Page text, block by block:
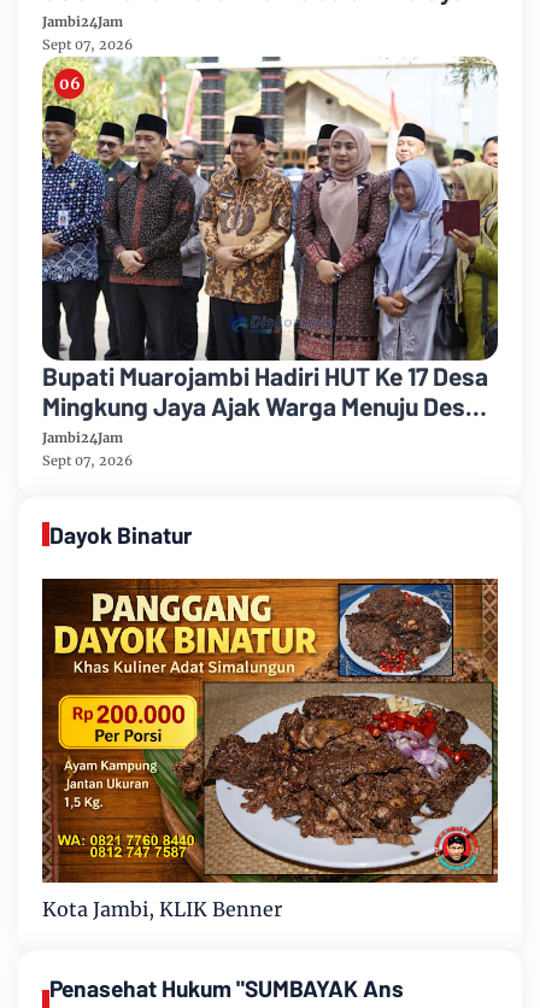
Anniversary Sinsen
Jambi24Jam
Sept 07, 2026
Bupati Muarojambi Hadiri HUT Ke 17 Desa
Mingkung Jaya Ajak Warga Menuju Desa
Mandiri 2026
Jambi24Jam
Sept 07, 2026
Dayok Binatur
Kota Jambi, KLIK Benner
Penasehat Hukum "SUMBAYAK Ans